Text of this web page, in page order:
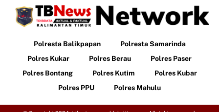
Polresta Balikpapan
Polresta Samarinda
Polres Kukar
Polres Berau
Polres Paser
Polres Bontang
Polres Kutim
Polres Kubar
Polres PPU
Polres Mahulu